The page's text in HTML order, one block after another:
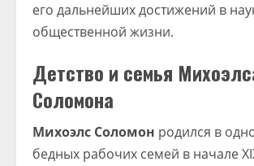
его дальнейших достижений в
общественной жизни.
Детство и семья
Соломона
Михоэлс Соломон родился в
бедных рабочих семей в начале